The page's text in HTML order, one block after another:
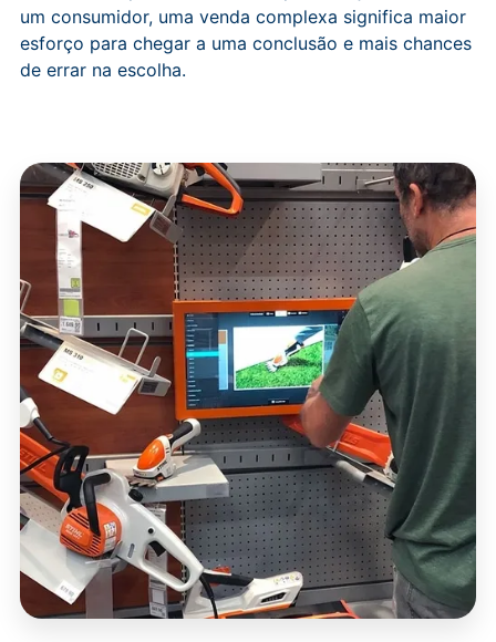
um consumidor, uma venda complexa significa maior
esforço para chegar a uma conclusão e mais chances
de errar na escolha.